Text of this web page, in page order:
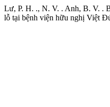
Lư, P. H. ., N. V. . Anh, B. V. .
lỗ tại bệnh viện hữu nghị Việt